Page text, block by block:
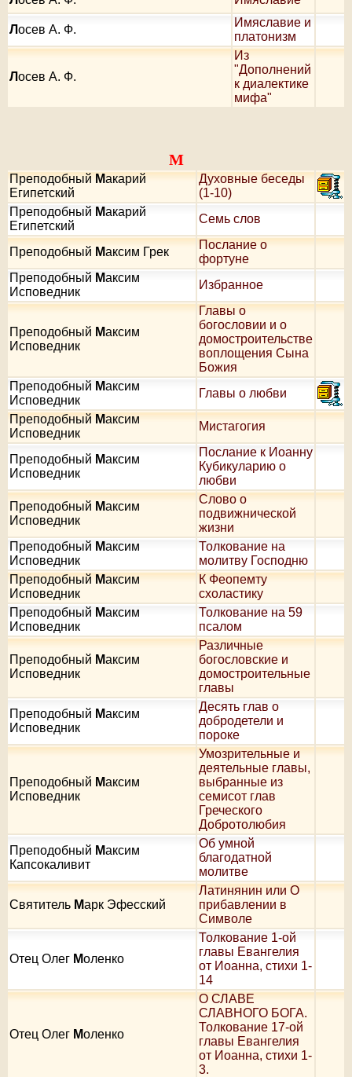
Лосев А. Ф.
Имяславие и
платонизм
Лосев А. Ф.
Из
"Дополнений
к диалектике
мифа"
М
ПреподобныйМакарий
Египетский
Духовные беседы
(1-10)
Преподобный Макарий
Египетский
Семь слов
Преподобный Максим Грек
Послание о
фортуне
Преподобный Максим
Исповедник
Избранное
Преподобный Максим
Исповедник
Главы о
богословии и о
домостроительстве
воплощения Сына
Божия
Преподобный Максим
Исповедник
Главы о любви
ПреподобныйМаксим
Исповедник
Мистагогия
Преподобный Максим
Исповедник
Послание к Иоанну
Кубикуларию о
любви
Преподобный Максим
Исповедник
Слово о
подвижнической
жизни
Преподобный Максим
Исповедник
Толкование на
молитву Господню
ПреподобныйМаксим
Исповедник
К Феопемту
схоластику
Преподобный Максим
Исповедник
Толкование на 59
псалом
Преподобный Максим
Исповедник
Различные
богословские и
домостроительные
главы
Преподобный Максим
Исповедник
Десять глав о
добродетели и
пороке
Преподобный Максим
Исповедник
Умозрительные и
деятельные главы,
выбранные из
семисот глав
Греческого
Добротолюбия
Преподобный Максим
Капсокаливит
Об умной
благодатной
молитве
Святитель Марк Эфесский
Латинянин или О
прибавлении в
Символе
Отец Олег Моленко
Толкование 1-ой
главы Евангелия
от Иоанна, стихи 1-
14
Отец Олег Моленко
О СЛАВЕ
СЛАВНОГО БОГА.
Толкование 17-ой
главы Евангелия
от Иоанна, стихи 1-
3.